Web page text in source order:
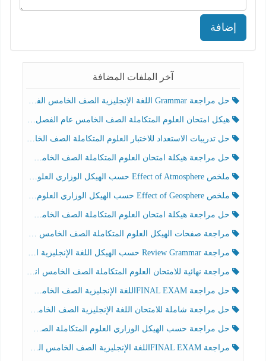
إضافة
آخر الملفات المضافة
حل مراجعة Grammar اللغة الإنجليزية الصف الخامس الفصل الثالث
هيكل امتحان العلوم المتكاملة الصف الخامس عام الفصل الدراسي الثالث 2025-2026
حل تدريبات الاستعداد للاختبار العلوم المتكاملة الصف الخامس عام الفصل الثالث
حل مراجعة هيكلة امتحان العلوم المتكاملة الصف الخامس انسبير الفصل الثالث
ملخص Effect of Atmosphere حسب الهيكل الوزاري العلوم المتكاملة الصف الخامس انسبير الفصل الثالث
ملخص Effect of Geosphere حسب الهيكل الوزاري العلوم المتكاملة الصف الخامس انسبير الفصل الثالث
حل مراجعة هيكلة امتحان العلوم المتكاملة الصف الخامس عام الفصل الثالث
مراجعة صفحات الهيكل العلوم المتكاملة الصف الخامس انسبير الفصل الثالث
مراجعة Review Grammar حسب الهيكل اللغة الإنجليزية الصف الخامس الفصل الثالث
مراجعة نهائية للامتحان العلوم المتكاملة الصف الخامس انسبير الفصل الثالث
حل مراجعة FINAL EXAMاللغة الإنجليزية الصف الخامس الفصل الثالث
حل مراجعة شاملة للامتحان اللغة الإنجليزية الصف الخامس الفصل الثالث
حل مراجعة حسب الهيكل الوزاري العلوم المتكاملة الصف الخامس عام الفصل الثالث
مراجعة FINAL EXAMاللغة الإنجليزية الصف الخامس الفصل الثالث